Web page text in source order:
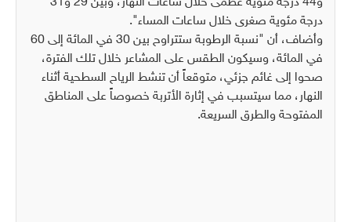
درجة مئوية صغرى خلال ساعات المساء".
وأضاف، أن "نسبة الرطوبة ستتراوح بين 30 في المائة إلى 60
في المائة، وسيكون الطقس على المشاعر خلال تلك الفترة،
صحوا إلى غائم جزئي، متوقعاً أن تنشط الرياح السطحية أثناء
النهار، مما سيتسبب في إثارة الأتربة خصوصاً على المناطق
المفتوحة والطرق السريعة.